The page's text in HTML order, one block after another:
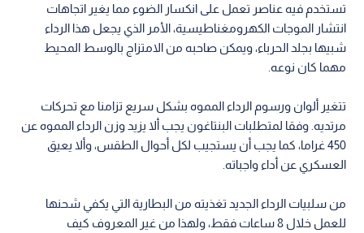
تستخدم فيه عناصر تعمل على انكسار الضوء مما يغير اتجاهات
انتشار الموجات الكهرومغناطيسية، الأمر الذي يجعل هذا الرداء
شبيها بجلد الحرباء، ويمكن صاحبه من الامتزاج بالوسط المحيط
مهما كان نوعه.
تتغير ألوان ورسوم الرداء المموه بشكل سريع تزامنا مع تحركات
مرتديه. وفقا لمتطلبات البنتاغون يجب ألا يزيد وزن الرداء المموه عن
450 غراما، كما يجب أن يستجيب لكل أحوال الطقس، وألا يعيق
العسكري عن أداء واجباته.
من سلبيات الرداء الجديد تغذيته من البطارية التي يكفي شحنها
للعمل خلال 8 ساعات فقط، ولهذا من غير المعروف كيف